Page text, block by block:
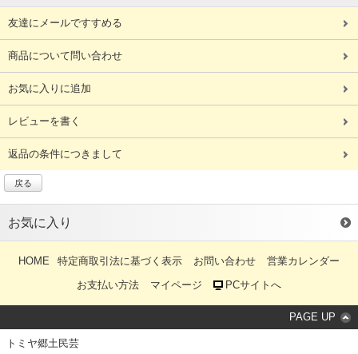
友達にメールですすめる
商品について問い合わせ
お気に入りに追加
レビューを書く
返品の条件につきまして
戻る
お気に入り
HOME 特定商取引法に基づく表示 お問い合わせ
営業カレンダー
お支払い方法
マイページ PCサイトへ
PAGE UP
トミヤ郷土民芸